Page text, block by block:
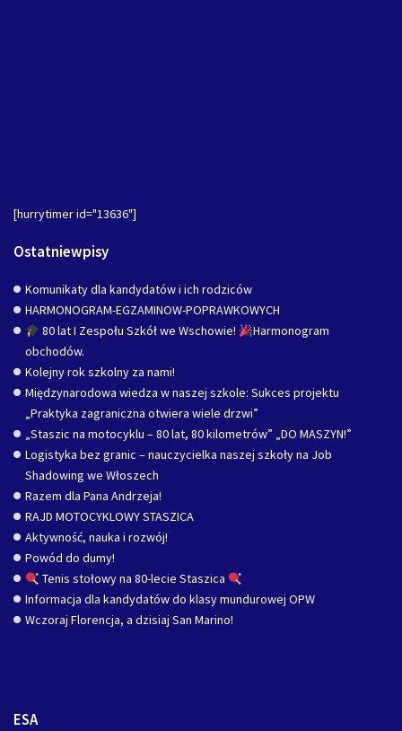
[hurrytimer id="13636"]
Ostatniewpisy
Komunikaty dla kandydatów i ich rodziców
HARMONOGRAM-EGZAMINOW-POPRAWKOWYCH
80 lat I Zespołu Szkół we Wschowie!
Harmonogram
obchodów.
Kolejny rok szkolny za nami!
Międzynarodowa wiedza w naszej szkole: Sukces projektu
„Praktyka zagraniczna otwiera wiele drzwi”
„Staszic na motocyklu – 80 lat, 80 kilometrów” „DO MASZYN!”
Logistyka bez granic – nauczycielka naszej szkoły na Job
Shadowing we Włoszech
Razem dla Pana Andrzeja!
RAJD MOTOCYKLOWY STASZICA
Aktywność, nauka i rozwój!
Powód do dumy!
Tenis stołowy na 80-lecie Staszica
Informacja dla kandydatów do klasy mundurowej OPW
Wczoraj Florencja, a dzisiaj San Marino!
ESA